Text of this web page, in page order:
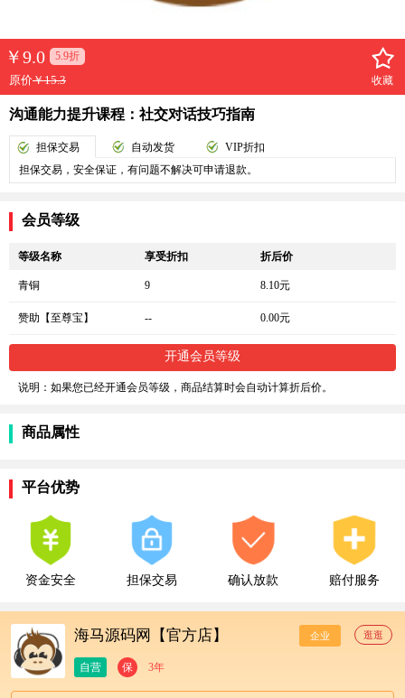
￥9.0 5.9折
原价￥15.3 收藏
沟通能力提升课程：社交对话技巧指南
担保交易 自动发货
VIP折扣
担保交易，安全保证，有问题不解决可申请退款。
会员等级
等级名称 享受折扣 折后价
青铜 9 8.10元
赞助【至尊宝】 -- 0.00元
开通会员等级
说明：如果您已经开通会员等级，商品结算时会自动计算折后价。
商品属性
平台优势
资金安全 担保交易 确认放款 赔付服务
海马源码网【官方店】 企业 逛逛
自营 保 3年